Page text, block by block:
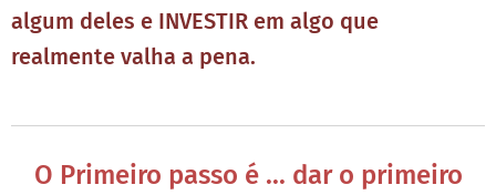
algum deles e INVESTIR em algo que
realmente valha a pena.
O Primeiro passo é ... dar o primeiro